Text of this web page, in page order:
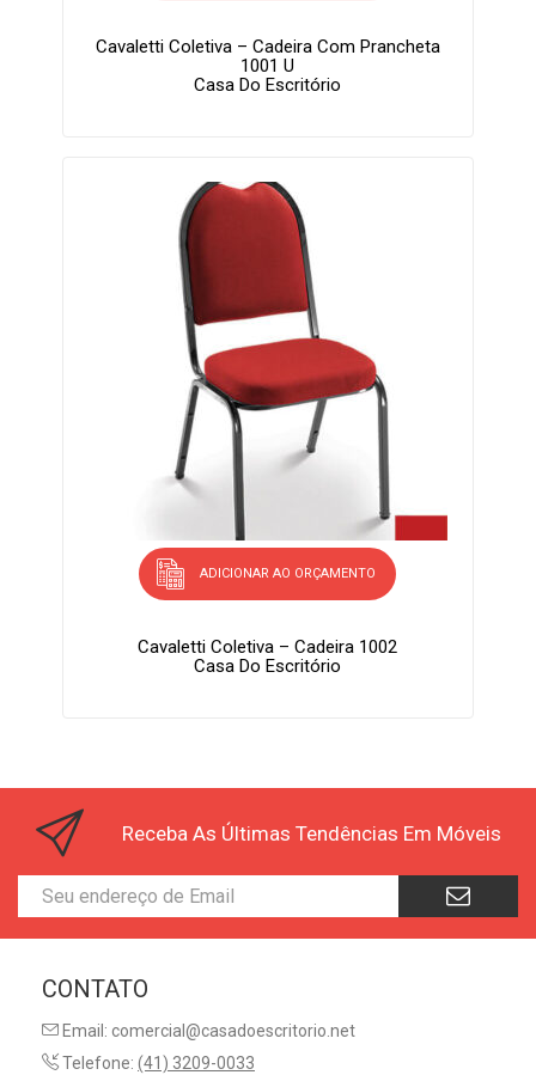
Cavaletti Coletiva – Cadeira Com Prancheta
1001 U
Casa Do Escritório
ADICIONAR AO ORÇAMENTO
Cavaletti Coletiva – Cadeira 1002
Casa Do Escritório
Receba As Últimas Tendências Em Móveis
CONTATO
Email: comercial@casadoescritorio.net
Telefone: (41) 3209-0033